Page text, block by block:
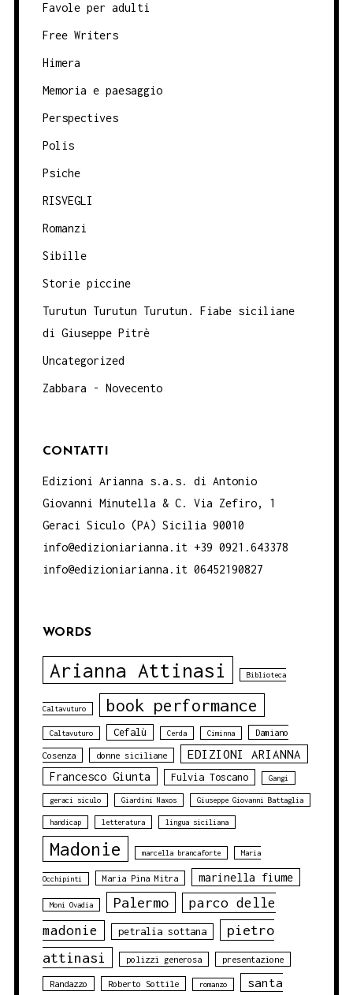
Favole per adulti
Free Writers
Himera
Memoria e paesaggio
Perspectives
Polis
Psiche
RISVEGLI
Romanzi
Sibille
Storie piccine
Turutun Turutun Turutun. Fiabe siciliane
di Giuseppe Pitrè
Uncategorized
Zabbara - Novecento
CONTATTI
Edizioni Arianna s.a.s. di Antonio
Giovanni Minutella & C. Via Zefiro, 1
Geraci Siculo (PA) Sicilia 90010
info@edizioniarianna.it +39 0921.643378
info@edizioniarianna.it 06452190827
WORDS
Arianna Attinasi Biblioteca
Caltavuturo book performance
Caltavuturo Cefalù Cerda Ciminna Damiano
Cosenza donne siciliane EDIZIONI ARIANNA
Francesco Giunta Fulvia Toscano Gangi
geraci siculo Giardini Naxos Giuseppe Giovanni Battaglia
handicap letteratura lingua siciliana
Madonie marcella brancaforte Maria
Occhipinti Maria Pina Mitra marinella fiume
Moni Ovadia Palermo
parco delle
madonie
petralia sottana
pietro
attinasi
polizzi generosa presentazione
Randazzo Roberto Sottile romanzo santa